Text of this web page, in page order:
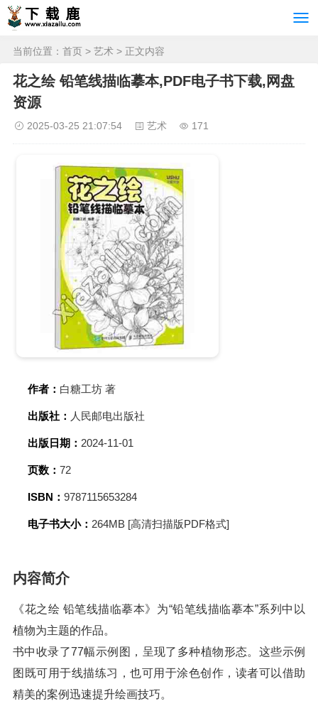
当前位置： 首页 > 艺术 > 正文内容
花之绘 铅笔线描临摹本,PDF电子书下载,网盘
资源
2025-03-25 21:07:54 艺术 171
作者： 白糖工坊 著
出版社： 人民邮电出版社
出版日期： 2024-11-01
页数： 72
ISBN： 9787115653284
电子书大小： 264MB [高清扫描版PDF格式]
内容简介
《花之绘 铅笔线描临摹本》为“铅笔线描临摹本”系列中以
植物为主题的作品。
书中收录了77幅示例图，呈现了多种植物形态。这些示例
图既可用于线描练习，也可用于涂色创作，读者可以借助
精美的案例迅速提升绘画技巧。